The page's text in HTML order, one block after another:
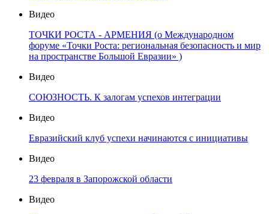
Видео
ТОЧКИ РОСТА - АРМЕНИЯ (о Международном
форуме «Точки Роста: региональная безопасность и мир
на пространстве Большой Евразии» )
Видео
СОЮЗНОСТЬ. К залогам успехов интеграции
Видео
Евразийский клуб успехи начинаются с инициативы
Видео
23 февраля в Запорожской области
Видео